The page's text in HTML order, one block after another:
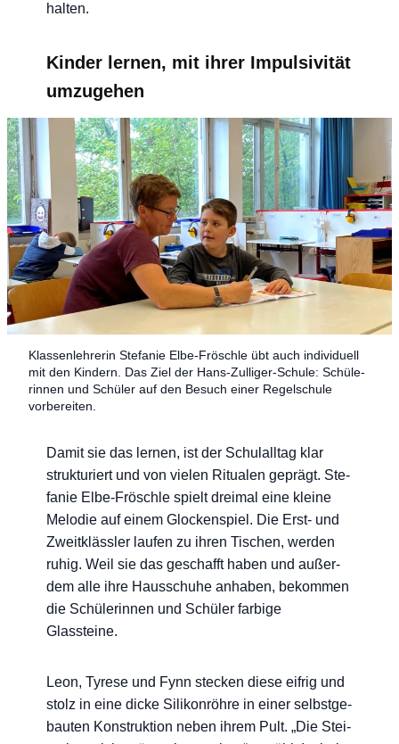
halten.
Kinder lernen, mit ihrer Impulsivität
umzugehen
Klas­sen­leh­re­rin Ste­fa­nie Elbe-Frösch­le übt auch indi­vi­du­ell
mit den Kin­dern. Das Ziel der Hans-Zul­li­ger-Schu­le: Schü­le­
rin­nen und Schü­ler auf den Besuch einer Regel­schu­le
vorbereiten.
Damit sie das ler­nen, ist der Schul­all­tag klar
struk­tu­riert und von vie­len Ritua­len geprägt. Ste­
fa­nie Elbe-Frösch­le spielt drei­mal eine klei­ne
Melo­die auf einem Glo­cken­spiel. Die Erst- und
Zweit­kläss­ler lau­fen zu ihren Tischen, wer­den
ruhig. Weil sie das geschafft haben und außer­
dem alle ihre Haus­schu­he anha­ben, bekom­men
die Schü­le­rin­nen und Schü­ler far­bi­ge
Glassteine.
Leon, Tyre­se und Fynn ste­cken die­se eif­rig und
stolz in eine dicke Sili­kon­röh­re in einer selbst­ge­
bau­ten Kon­struk­ti­on neben ihrem Pult. „Die Stei­